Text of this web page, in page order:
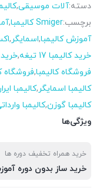
دسته:آلات موسیقی,
برچسب:Smiger کالیمبا ,
آموزش کالیمبا,اسمایگر,
خرید کالیمبا 17 تیغه
,
فروشگاه کالیمبا,فروشگاه
کالیمبا اسمایگر,کالیمبا
کالیمبا گوزن,کالیمبا
ویژگی‌ها
خرید همراه تخفیف دوره ها